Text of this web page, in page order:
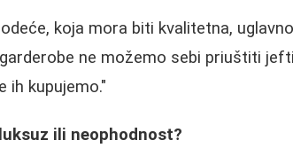
koja mora biti kvalitetna,
ne možemo sebi priuštiti
ih kupujemo."
ili neophodnost?